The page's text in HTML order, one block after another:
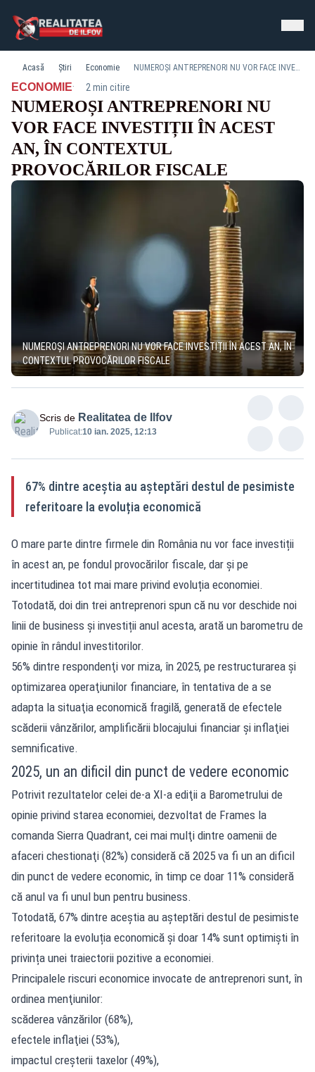
Acasă Știri Economie NUMEROȘI ANTREPRENORI NU VOR FACE INVESTIȚII ÎN ACEST AN, ÎN CONTEXTUL PROVOCĂRILOR FISCALE
ECONOMIE· 2 min citire
NUMEROȘI ANTREPRENORI NU
VOR FACE INVESTIȚII ÎN ACEST
AN, ÎN CONTEXTUL
PROVOCĂRILOR FISCALE
NUMEROȘI ANTREPRENORI NU VOR FACE INVESTIȚII ÎN ACEST AN, ÎN
CONTEXTUL PROVOCĂRILOR FISCALE
Scris de Realitatea de Ilfov
Publicat:10 ian. 2025, 12:13
67% dintre aceștia au așteptări destul de pesimiste
referitoare la evoluția economică
O mare parte dintre firmele din România nu vor face investiții
în acest an, pe fondul provocărilor fiscale, dar și pe
incertitudinea tot mai mare privind evoluția economiei.
Totodată, doi din trei antreprenori spun că nu vor deschide noi
linii de business și investiții anul acesta, arată un barometru de
opinie în rândul investitorilor.
56% dintre respondenţi vor miza, în 2025, pe restructurarea şi
optimizarea operaţiunilor financiare, în tentativa de a se
adapta la situaţia economică fragilă, generată de efectele
scăderii vânzărilor, amplificării blocajului financiar şi inflaţiei
semnificative.
2025, un an dificil din punct de vedere economic
Potrivit rezultatelor celei de-a XI-a ediţii a Barometrului de
opinie privind starea economiei, dezvoltat de Frames la
comanda Sierra Quadrant, cei mai mulţi dintre oamenii de
afaceri chestionaţi (82%) consideră că 2025 va fi un an dificil
din punct de vedere economic, în timp ce doar 11% consideră
că anul va fi unul bun pentru business.
Totodată, 67% dintre aceștia au așteptări destul de pesimiste
referitoare la evoluția economică și doar 14% sunt optimiști în
privința unei traiectorii pozitive a economiei.
Principalele riscuri economice invocate de antreprenori sunt, în
ordinea menţiunilor:
scăderea vânzărilor (68%),
efectele inflaţiei (53%),
impactul creşterii taxelor (49%),